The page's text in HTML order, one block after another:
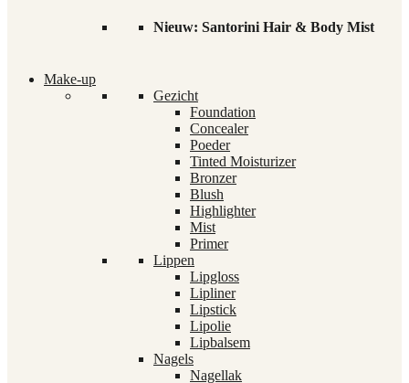
Nieuw: Santorini Hair & Body Mist
Make-up
Gezicht
Foundation
Concealer
Poeder
Tinted Moisturizer
Bronzer
Blush
Highlighter
Mist
Primer
Lippen
Lipgloss
Lipliner
Lipstick
Lipolie
Lipbalsem
Nagels
Nagellak